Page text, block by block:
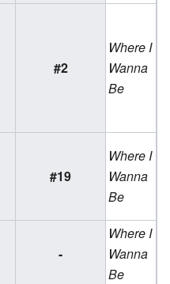
#2
Where I
Wanna
Be
#19
Where I
Wanna
Be
-
Where I
Wanna
Be